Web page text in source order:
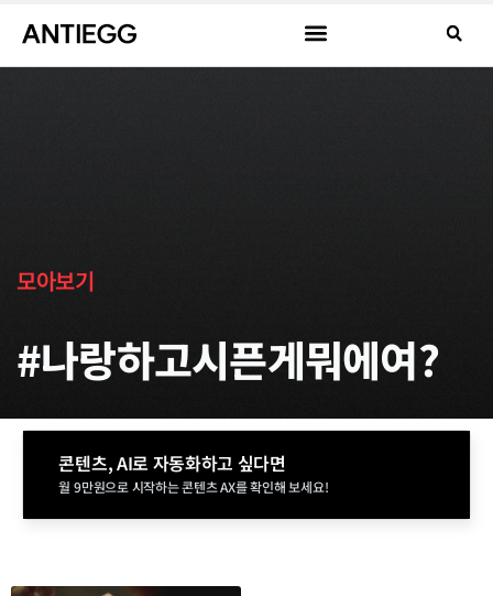
모아보기
#나랑하고시픈게뭐에여?
콘텐츠, AI로 자동화하고 싶다면
월 9만원으로 시작하는 콘텐츠 AX를 확인해 보세요!